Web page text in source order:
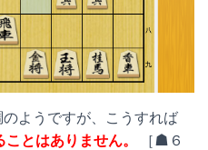
ようですが、こうすれば
とはありません。
［☗６